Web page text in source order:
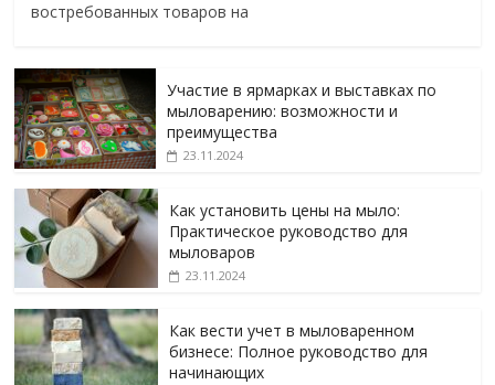
востребованных товаров на
Участие в ярмарках и выставках по
мыловарению: возможности и
преимущества
23.11.2024
Как установить цены на мыло:
Практическое руководство для
мыловаров
23.11.2024
Как вести учет в мыловаренном
бизнесе: Полное руководство для
начинающих